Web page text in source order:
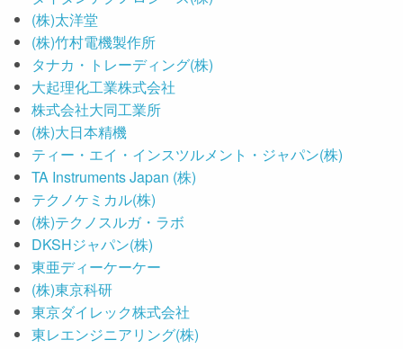
(株)太洋堂
(株)竹村電機製作所
タナカ・トレーディング(株)
大起理化工業株式会社
株式会社大同工業所
(株)大日本精機
ティー・エイ・インスツルメント・ジャパン(株)
TA Instruments Japan (株)
テクノケミカル(株)
(株)テクノスルガ・ラボ
DKSHジャパン(株)
東亜ディーケーケー
(株)東京科研
東京ダイレック株式会社
東レエンジニアリング(株)